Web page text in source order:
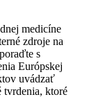
medicíne
zdroje na
s
Európskej
uvádzať
tvrdenia, ktoré